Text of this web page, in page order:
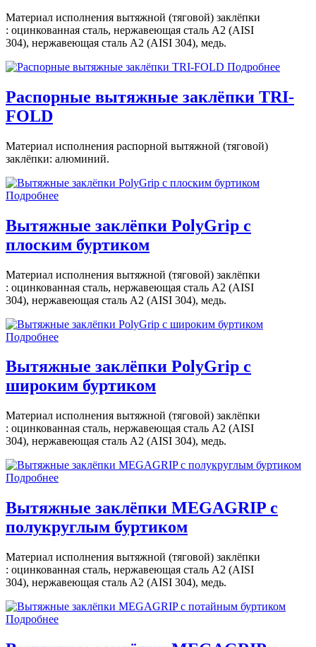
Материал исполнения вытяжной (тяговой) заклёпки
: оцинкованная сталь, нержавеющая сталь A2 (AISI
304), нержавеющая сталь A2 (AISI 304), медь.
Подробнее
Распорные вытяжные заклёпки TRI-
FOLD
Материал исполнения распорной вытяжной (тяговой)
заклёпки: алюминий.
Подробнее
Вытяжные заклёпки PolyGrip с
плоским буртиком
Материал исполнения вытяжной (тяговой) заклёпки
: оцинкованная сталь, нержавеющая сталь A2 (AISI
304), нержавеющая сталь A2 (AISI 304), медь.
Подробнее
Вытяжные заклёпки PolyGrip с
широким буртиком
Материал исполнения вытяжной (тяговой) заклёпки
: оцинкованная сталь, нержавеющая сталь A2 (AISI
304), нержавеющая сталь A2 (AISI 304), медь.
Подробнее
Вытяжные заклёпки MEGAGRIP с
полукруглым буртиком
Материал исполнения вытяжной (тяговой) заклёпки
: оцинкованная сталь, нержавеющая сталь A2 (AISI
304), нержавеющая сталь A2 (AISI 304), медь.
Подробнее